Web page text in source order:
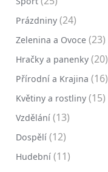
Prázdniny (24)
Zelenina a Ovoce (23)
Hračky a panenky (20)
Přírodní a Krajina (16)
Květiny a rostliny (15)
Vzdělání (13)
Dospělí (12)
Hudební (11)